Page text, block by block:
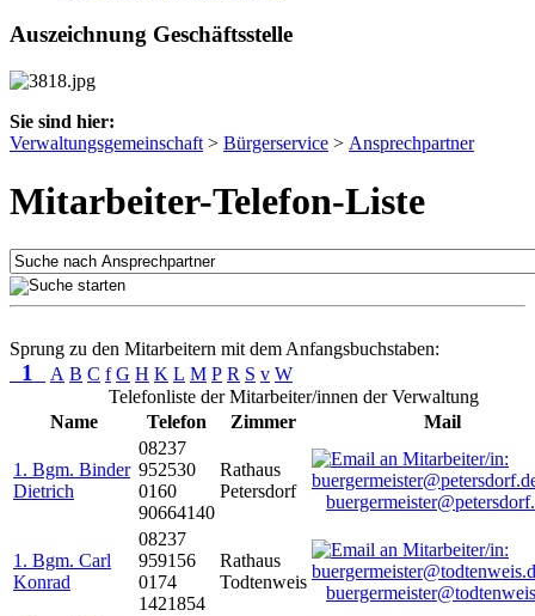
Auszeichnung Geschäftsstelle
Sie sind hier:
Verwaltungsgemeinschaft > Bürgerservice > Ansprechpartner
Mitarbeiter-Telefon-Liste
Sprung zu den Mitarbeitern mit dem Anfangsbuchstaben:
1 A B C f G H K L M P R S v W
Telefonliste der Mitarbeiter/innen der Verwaltung
Name
Telefon Zimmer Mail
1. Bgm. Binder
Dietrich
08237
952530
0160
90664140
Rathaus
Petersdorf
1. Bgm. Carl
Konrad
08237
959156
0174
1421854
Rathaus
Todtenweis